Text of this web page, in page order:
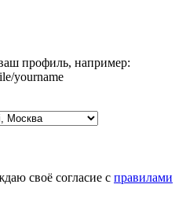
профиль, например:
yourname
своё согласие с правилами